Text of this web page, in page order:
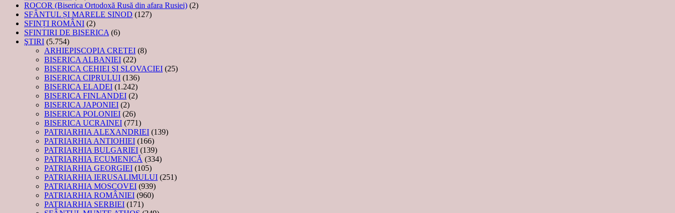
ROCOR (Biserica Ortodoxă Rusă din afara Rusiei) (2)
SFÂNTUL ȘI MARELE SINOD (127)
SFINȚI ROMÂNI (2)
SFINTIRI DE BISERICA (6)
ŞTIRI (5.754)
ARHIEPISCOPIA CRETEI (8)
BISERICA ALBANIEI (22)
BISERICA CEHIEI ŞI SLOVACIEI (25)
BISERICA CIPRULUI (136)
BISERICA ELADEI (1.242)
BISERICA FINLANDEI (2)
BISERICA JAPONIEI (2)
BISERICA POLONIEI (26)
BISERICA UCRAINEI (771)
PATRIARHIA ALEXANDRIEI (139)
PATRIARHIA ANTIOHIEI (166)
PATRIARHIA BULGARIEI (139)
PATRIARHIA ECUMENICĂ (334)
PATRIARHIA GEORGIEI (105)
PATRIARHIA IERUSALIMULUI (251)
PATRIARHIA MOSCOVEI (939)
PATRIARHIA ROMÂNIEI (960)
PATRIARHIA SERBIEI (171)